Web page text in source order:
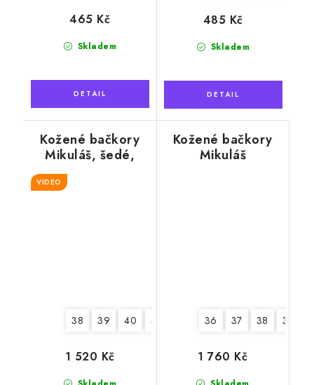
Skladem
465 Kč
Skladem
485 Kč
Kožené bačkory
Mikuláš, šedé,
měkká podrážka
VIDEO
38 39 40 41 43 44 45 46
1 520 Kč
Kožené bačkory
Mikuláš
36 37 38 39
1 760 Kč